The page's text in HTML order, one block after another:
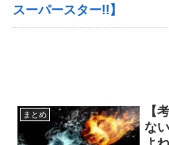
スーパースター!!】
まとめ
【
な